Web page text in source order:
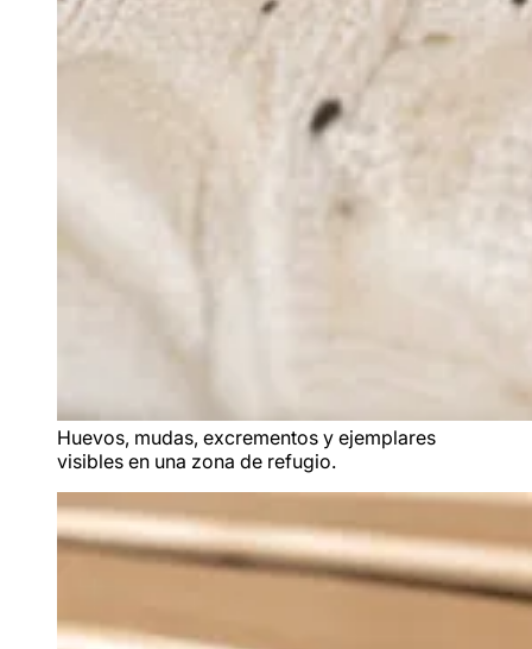
Huevos, mudas, excrementos y ejemplares
visibles en una zona de refugio.